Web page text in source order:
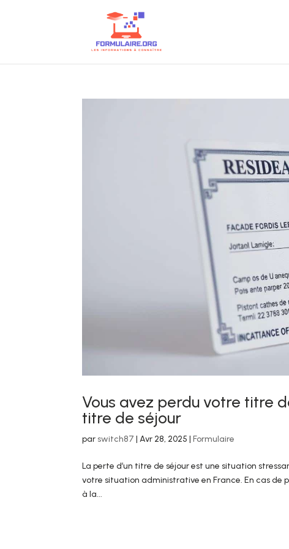
Vous avez perdu votre titre
titre de séjour
par switch87 |Avr 28, 2025 |Formulaire
La perte d’un titre de séjour est une situation
votre situation administrative en France. En cas de
à la...